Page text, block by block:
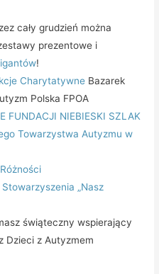
cały grudzień można
prezentowe i
!
Charytatywne Bazarek
Polska FPOA
FUNDACJI NIEBIESKI SZLAK
Towarzystwa Autyzmu w
Stowarzyszenia „Nasz
świąteczny wspierający
Dzieci z Autyzmem